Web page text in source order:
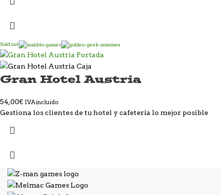
Sold out
Gran Hotel Austria
54,00€ IVA incluido
Gestiona los clientes de tu hotel y cafetería lo mejor posible